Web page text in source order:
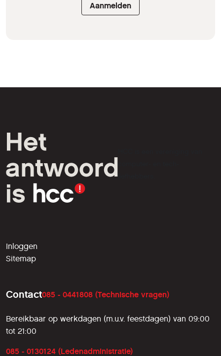
Aanmelden
liefhebbers.
Inloggen
Sitemap
Contact085 - 0441808 (Technische vragen)
Bereikbaar op werkdagen (m.u.v. feestdagen) van 09:00
tot 21:00
085 - 0130124 (Ledenadministratie)